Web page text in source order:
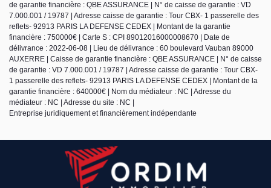
de garantie financière : QBE ASSURANCE | N° de caisse de garantie : VD
7.000.001 / 19787 | Adresse caisse de garantie : Tour CBX- 1 passerelle des
reflets- 92913 PARIS LA DEFENSE CEDEX | Montant de la garantie
financière : 750000€ | Carte S : CPI 89012016000008670 | Date de
délivrance : 2022-06-08 | Lieu de délivrance : 60 boulevard Vauban 89000
AUXERRE | Caisse de garantie financière : QBE ASSURANCE | N° de caisse
de garantie : VD 7.000.001 / 19787 | Adresse caisse de garantie : Tour CBX-
1 passerelle des reflets- 92913 PARIS LA DEFENSE CEDEX | Montant de la
garantie financière : 640000€ | Nom du médiateur : NC | Adresse du
médiateur : NC | Adresse du site : NC |
Entreprise juridiquement et financièrement indépendante